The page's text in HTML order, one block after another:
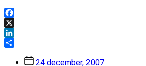
Facebook
X
LinkedIn
Inläggsdatum
24 december, 2007